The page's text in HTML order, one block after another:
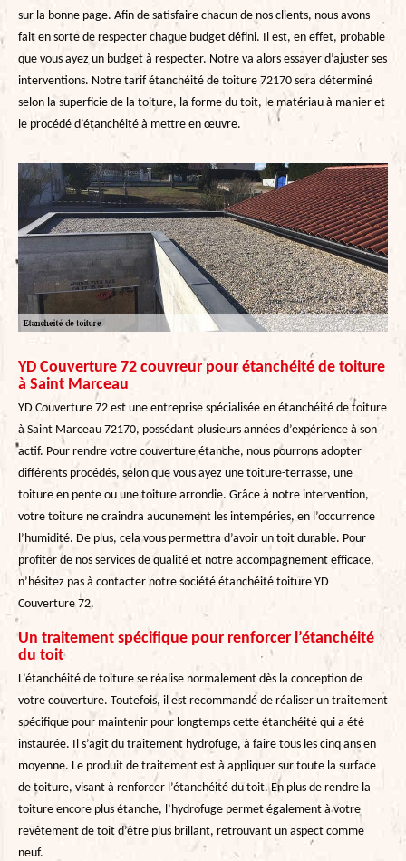
sur la bonne page. Afin de satisfaire chacun de nos clients, nous avons
fait en sorte de respecter chaque budget défini. Il est, en effet, probable
que vous ayez un budget à respecter. Notre va alors essayer d’ajuster ses
interventions. Notre tarif étanchéité de toiture 72170 sera déterminé
selon la superficie de la toiture, la forme du toit, le matériau à manier et
le procédé d’étanchéité à mettre en œuvre.
YD Couverture 72 couvreur pour étanchéité de toiture
à Saint Marceau
YD Couverture 72 est une entreprise spécialisée en étanchéité de toiture
à Saint Marceau 72170, possédant plusieurs années d’expérience à son
actif. Pour rendre votre couverture étanche, nous pourrons adopter
différents procédés, selon que vous ayez une toiture-terrasse, une
toiture en pente ou une toiture arrondie. Grâce à notre intervention,
votre toiture ne craindra aucunement les intempéries, en l’occurrence
l’humidité. De plus, cela vous permettra d’avoir un toit durable. Pour
profiter de nos services de qualité et notre accompagnement efficace,
n’hésitez pas à contacter notre société étanchéité toiture YD
Couverture 72.
Un traitement spécifique pour renforcer l’étanchéité
du toit
L’étanchéité de toiture se réalise normalement dès la conception de
votre couverture. Toutefois, il est recommandé de réaliser un traitement
spécifique pour maintenir pour longtemps cette étanchéité qui a été
instaurée. Il s’agit du traitement hydrofuge, à faire tous les cinq ans en
moyenne. Le produit de traitement est à appliquer sur toute la surface
de toiture, visant à renforcer l’étanchéité du toit. En plus de rendre la
toiture encore plus étanche, l’hydrofuge permet également à votre
revêtement de toit d’être plus brillant, retrouvant un aspect comme
neuf.